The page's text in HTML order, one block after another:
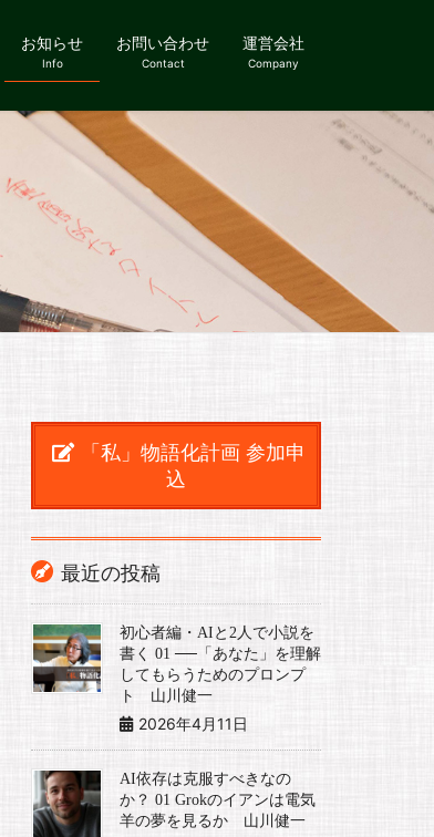
お知らせ
Info
お問い合わせ
Contact
運営会社
Company
「私」物語化計画 参加申
込
最近の投稿
初心者編・AIと2人で小説を
書く 01 ──「あなた」を理解
してもらうためのプロンプ
ト 山川健一
2026年4月11日
AI依存は克服すべきなの
か？ 01 Grokのイアンは電気
羊の夢を見るか 山川健一